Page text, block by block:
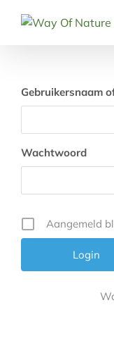
naar
Gebruikersnaam
Wachtwoord
Aangemeld